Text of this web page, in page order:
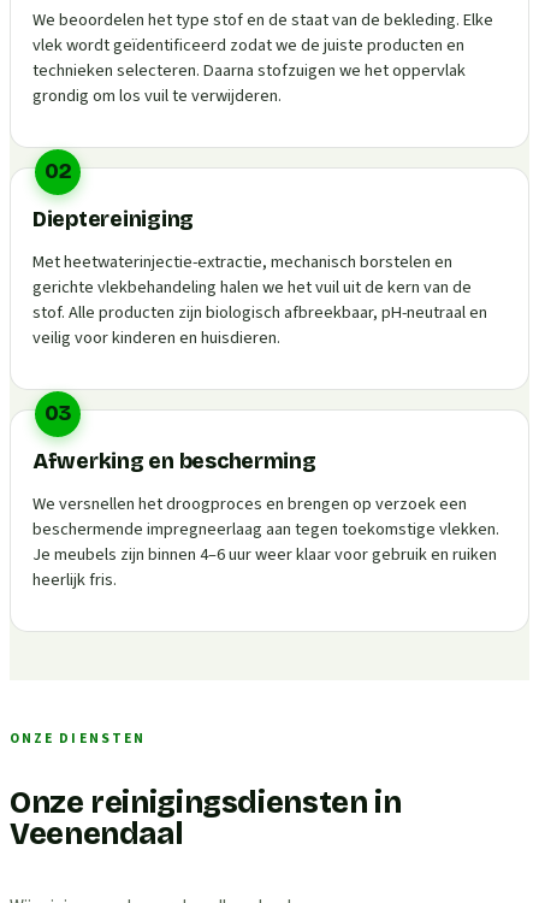
We beoordelen het type stof en de staat van de bekleding. Elke
vlek wordt geïdentificeerd zodat we de juiste producten en
technieken selecteren. Daarna stofzuigen we het oppervlak
grondig om los vuil te verwijderen.
02
Dieptereiniging
Met heetwaterinjectie-extractie, mechanisch borstelen en
gerichte vlekbehandeling halen we het vuil uit de kern van de
stof. Alle producten zijn biologisch afbreekbaar, pH-neutraal en
veilig voor kinderen en huisdieren.
03
Afwerking en bescherming
We versnellen het droogproces en brengen op verzoek een
beschermende impregneerlaag aan tegen toekomstige vlekken.
Je meubels zijn binnen 4–6 uur weer klaar voor gebruik en ruiken
heerlijk fris.
ONZE DIENSTEN
Onze reinigingsdiensten in
Veenendaal